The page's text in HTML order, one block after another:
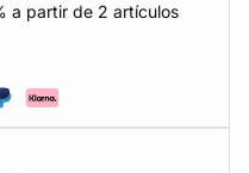
a partir de 2 artículos